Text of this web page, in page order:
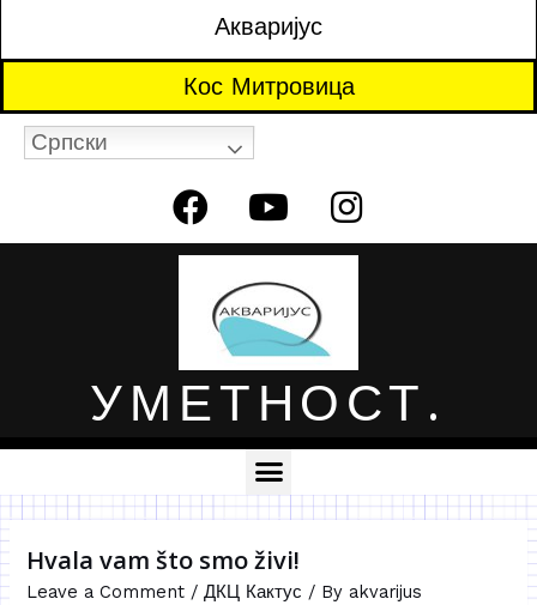
Акваријус
Кос Митровица
Српски
УМЕТНОСТ.
Hvala vam što smo živi!
Leave a Comment /ДКЦ Кактус / By akvarijus